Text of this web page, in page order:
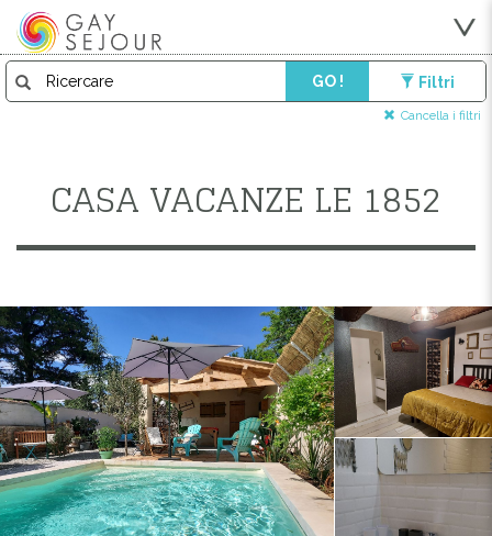
GO ! Filtri
Cancella i filtri
CASA VACANZE LE 1852